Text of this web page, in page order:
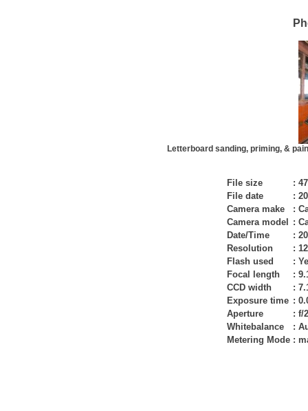
Letterboard sanding, priming, &
File size :
File date
:
Camera make
:
Camera model
:
Date/Time
:
Resolution
:
Flash used
:
Focal length
:
CCD width
:
Exposure time :
Aperture
: f/
Whitebalance
:
Metering Mode :